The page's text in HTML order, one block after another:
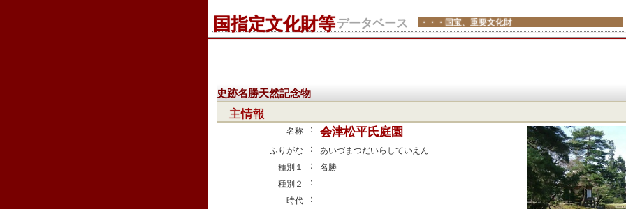
国指定文化財等データベース ・・・国宝、重要文化財
史跡名勝天然記念物
主情報
名称 ： 会津松平氏庭園
ふりがな ：
あいづまつだいらしていえん
種別１
：
名勝
種別２
：
時代 ：